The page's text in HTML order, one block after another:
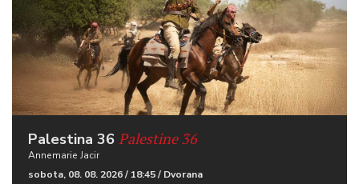
Palestina 36 Palestine 36
Annemarie Jacir
sobota, 08. 08. 2026 / 18:45 / Dvorana